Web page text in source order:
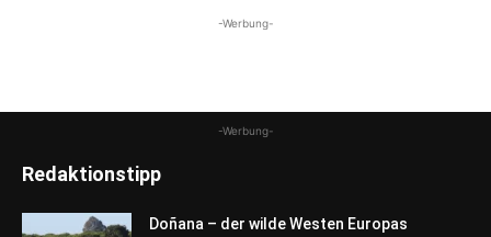
-Werbung-
-Werbung-
Redaktionstipp
Doñana – der wilde Westen Europas